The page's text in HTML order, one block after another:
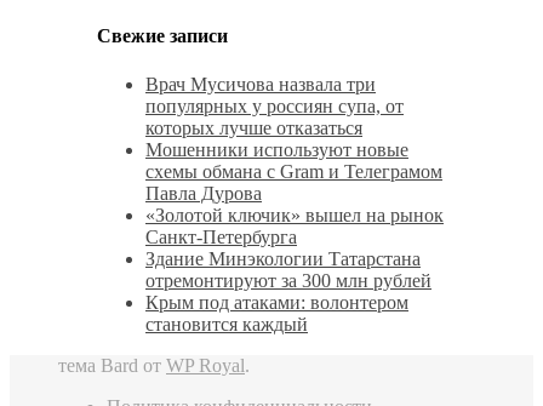
Свежие записи
Врач Мусичова назвала три
популярных у россиян супа, от
которых лучше отказаться
Мошенники используют новые
схемы обмана с Gram и Телеграмом
Павла Дурова
«Золотой ключик» вышел на рынок
Санкт‑Петербурга
Здание Минэкологии Татарстана
отремонтируют за 300 млн рублей
Крым под атаками: волонтером
становится каждый
тема Bard от WP Royal.